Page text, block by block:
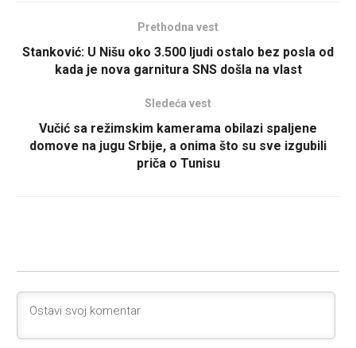
Prethodna vest
Stanković: U Nišu oko 3.500 ljudi ostalo bez posla od
kada je nova garnitura SNS došla na vlast
Sledeća vest
Vučić sa režimskim kamerama obilazi spaljene
domove na jugu Srbije, a onima što su sve izgubili
priča o Tunisu